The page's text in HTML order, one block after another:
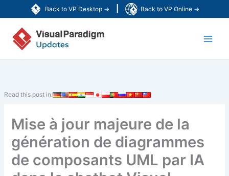
Back to VP Desktop → Back to VP Online →
au
contenu
Read this post in:
Mise à jour majeure de la
génération de diagrammes
de composants UML par IA